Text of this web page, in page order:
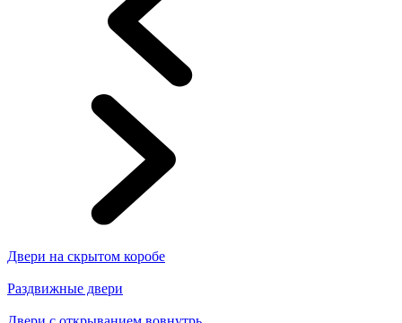
Двери на скрытом коробе
Раздвижные двери